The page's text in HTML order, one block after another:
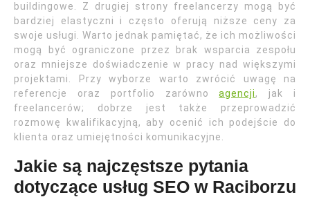
buildingowe. Z drugiej strony freelancerzy mogą być
bardziej elastyczni i często oferują niższe ceny za
swoje usługi. Warto jednak pamiętać, że ich możliwości
mogą być ograniczone przez brak wsparcia zespołu
oraz mniejsze doświadczenie w pracy nad większymi
projektami. Przy wyborze warto zwrócić uwagę na
referencje oraz portfolio zarównoagencji, jak i
freelancerów; dobrze jest także przeprowadzić
rozmowę kwalifikacyjną, aby ocenić ich podejście do
klienta oraz umiejętności komunikacyjne.
Jakie są najczęstsze pytania
dotyczące usług SEO w Raciborzu